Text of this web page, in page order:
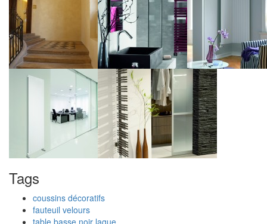
Tags
coussins décoratifs
fauteuil velours
table basse noir laque